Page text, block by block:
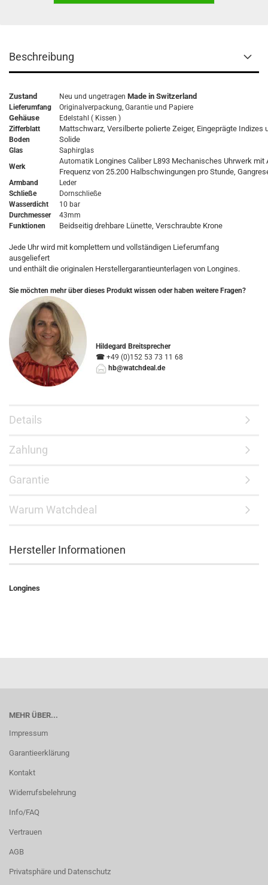
Beschreibung
Zustand Neu und ungetragen Made in Switzerland
Lieferumfang Originalverpackung, Garantie und Papiere
Gehäuse
Edelstahl ( Kissen )
Zifferblatt
Mattschwarz, Versilberte polierte Zeiger, Eingeprägte Indizes
Boden Solide
Glas
Saphirglas
Werk
Automatik Longines Caliber L893 Mechanisches Uhrwerk mit
Frequenz von 25.200 Halbschwingungen pro Stunde,
Armband
Leder
Schließe
Dornschließe
Wasserdicht
10 bar
Durchmesser
43mm
Funktionen
Beidseitig drehbare Lünette, Verschraubte Krone
Jede Uhr wird mit komplettem und vollständigen Lieferumfang
ausgeliefert
und enthält die originalen Herstellergarantieunterlagen von Longines.
Sie möchten mehr über dieses Produkt wissen oder haben weitere Fragen?
Hildegard Breitsprecher
☎ +49 (0)152 53 73 11 68
hb@watchdeal.de
Details
Zahlung
Garantie
Warum Watchdeal
Hersteller Informationen
Longines
MEHR ÜBER...
Impressum
Garantieerklärung
Kontakt
Widerrufsbelehrung
Info/FAQ
Vertrauen
AGB
Privatsphäre und Datenschutz